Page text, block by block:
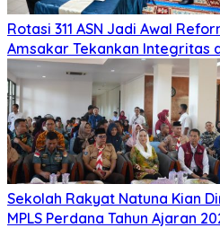
Rotasi 311 ASN Jadi Awal
Amsakar Tekankan Integritas
Sekolah Rakyat Natuna Kian
MPLS Perdana Tahun Ajaran